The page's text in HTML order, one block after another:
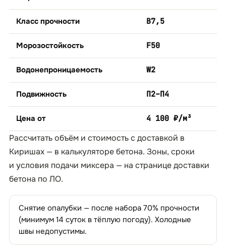
Класс прочности B7,5
Морозостойкость F50
Водонепроницаемость W2
Подвижность П2–П4
Цена от 4 100 ₽/м³
Рассчитать объём и стоимость с доставкой в
Киришах — в калькуляторе бетона. Зоны, сроки
и условия подачи миксера — на страницедоставки
бетона по ЛО.
Снятие опалубки — после набора 70% прочности
(минимум 14 суток в тёплую погоду). Холодные
швы недопустимы.